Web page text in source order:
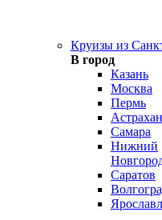
Круизы из
В город
Казань
Москва
Пермь
Самара
Нижний
Саратов